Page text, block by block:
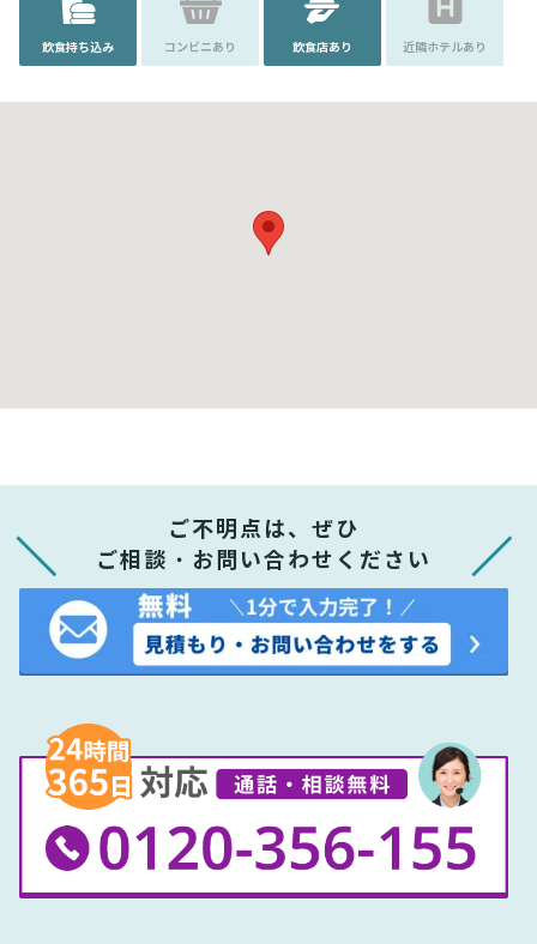
飲食持ち込み コンビニあり 飲食店あり 近隣ホテルあり
ご不明点は、ぜひ
ご相談・お問い合わせください